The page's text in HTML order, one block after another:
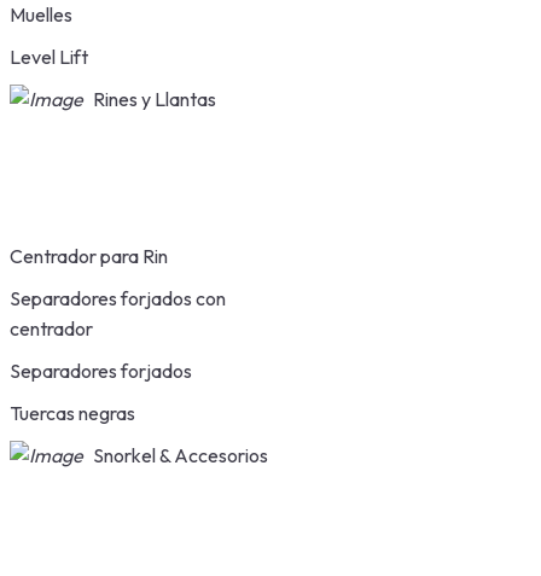
Muelles
Level Lift
Rines y Llantas
Centrador para Rin
Separadores forjados con
centrador
Separadores forjados
Tuercas negras
Snorkel & Accesorios